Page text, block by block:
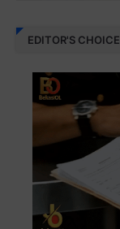
EDITOR'S CHOICE